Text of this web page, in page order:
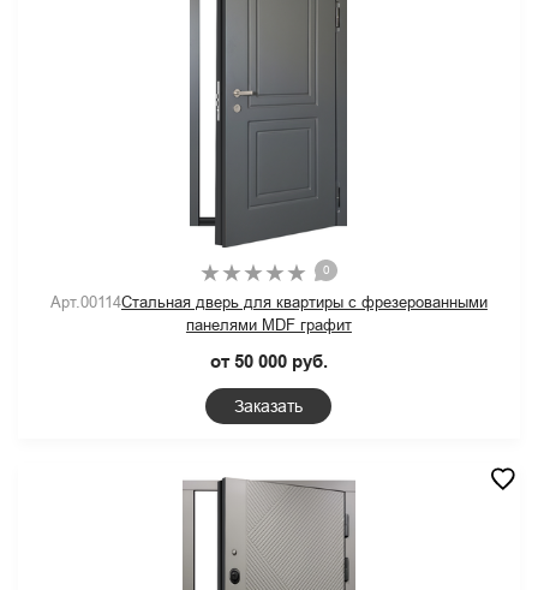
0
Арт.00114Стальная дверь для квартиры с фрезерованными
панелями MDF графит
от 50 000 руб.
Заказать